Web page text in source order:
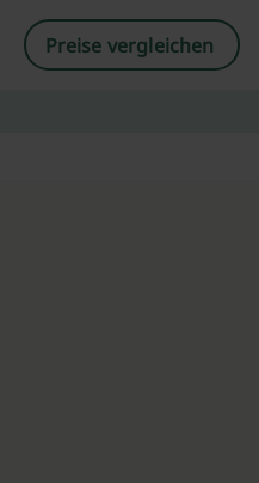
Preise vergleichen